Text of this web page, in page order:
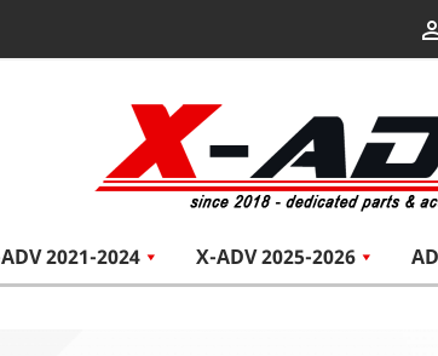
2021-2024 X-ADV 2025-2026